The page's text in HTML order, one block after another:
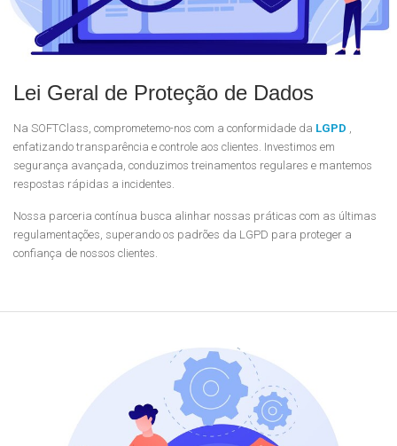
Lei Geral de Proteção de Dados
Na SOFTClass, comprometemo-nos com a conformidade da LGPD
enfatizando transparência e controle aos clientes. Investimos em
segurança avançada, conduzimos treinamentos regulares e mantemos
respostas rápidas a incidentes.
Nossa parceria contínua busca alinhar nossas práticas com as últimas
regulamentações, superando os padrões da LGPD para proteger a
confiança de nossos clientes.